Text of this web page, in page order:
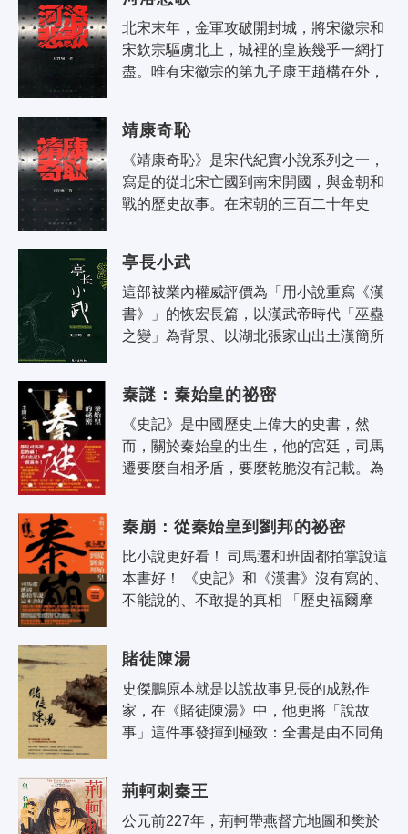
的..
北宋末年，金軍攻破開封城，將宋徽宗和
宋欽宗驅虜北上，城裡的皇族幾乎一網打
盡。唯有宋徽宗的第九子康王趙構在外，
靖康奇恥
《靖康奇恥》是宋代紀實小說系列之一，
寫是的從北宋亡國到南宋開國，與金朝和
戰的歷史故事。在宋朝的三百二十年史
怯..
亭長小武
這部被業內權威評價為「用小說重寫《漢
書》」的恢宏長篇，以漢武帝時代「巫蠱
之變」為背景、以湖北張家山出土漢簡所
秦謎：秦始皇的祕密
《史記》是中國歷史上偉大的史書，然
而，關於秦始皇的出生，他的宮廷，司馬
遷要麼自相矛盾，要麼乾脆沒有記載。為
驚..
秦崩：從秦始皇到劉邦的祕密
比小說更好看！ 司馬遷和班固都拍掌說這
本書好！ 《史記》和《漢書》沒有寫的、
不能說的、不敢提的真相 「歷史福爾摩
賭徒陳湯
史傑鵬原本就是以說故事見長的成熟作
家，在《賭徒陳湯》中，他更將「說故
事」這件事發揮到極致：全書是由不同角
奴..
荊軻刺秦王
公元前227年，荊軻帶燕督亢地圖和樊於